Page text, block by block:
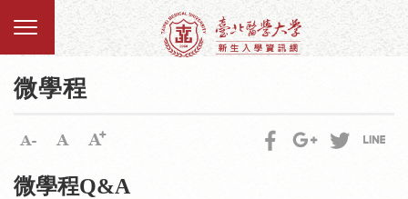
微學程
微學程Q&A